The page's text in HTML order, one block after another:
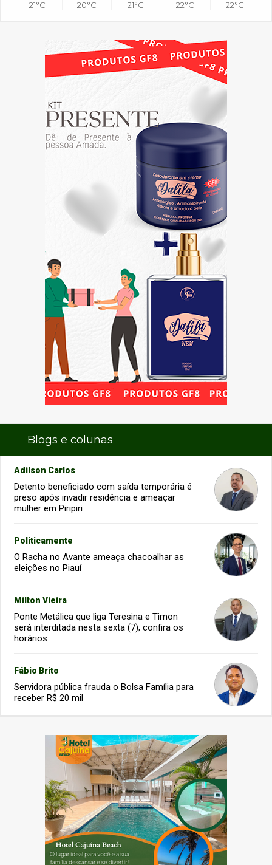
21°C 20°C 21°C 22°C 22°C
Blogs e colunas
Adilson Carlos
Detento beneficiado com saída temporária é
preso após invadir residência e ameaçar
mulher em Piripiri
Politicamente
O Racha no Avante ameaça chacoalhar as
eleições no Piauí
Milton Vieira
Ponte Metálica que liga Teresina e Timon
será interditada nesta sexta (7); confira os
horários
Fábio Brito
Servidora pública frauda o Bolsa Família para
receber R$ 20 mil